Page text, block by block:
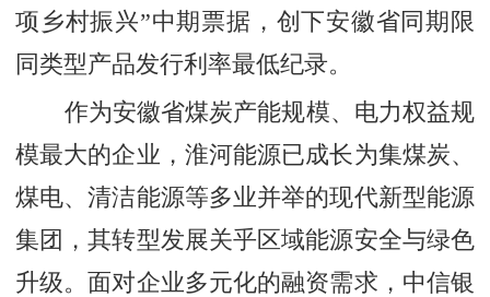
项乡村振兴”中期票据，创下安徽省同期限
同类型产品发行利率最低纪录。
作为安徽省煤炭产能规模、电力权益规
模最大的企业，淮河能源已成长为集煤炭、
煤电、清洁能源等多业并举的现代新型能源
集团，其转型发展关乎区域能源安全与绿色
升级。面对企业多元化的融资需求，中信银